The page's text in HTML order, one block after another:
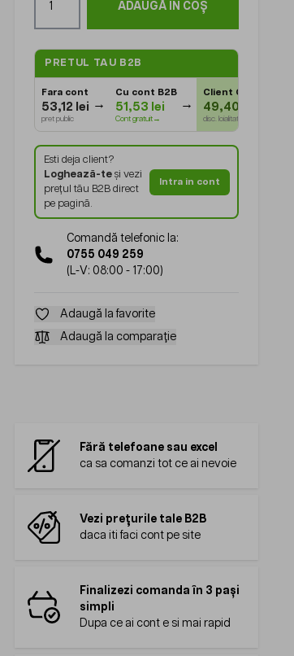
ADAUGĂ ÎN COȘ
PRETUL TAU B2B
Fara cont
53,12 lei
pret public
Cu cont B2B
51,53 lei
Cont gratuit→
Client Gold
49,40 lei
disc. loialitate
Esti deja client?
Loghează-teși vezi
prețul tău B2B direct
pe pagină.
Intra in cont
Comandă telefonic la:
0755 049 259
(L-V: 08:00 - 17:00)
Adaugă la favorite
Adaugă la comparație
Fără telefoane sau excel
ca sa comanzi tot ce ai nevoie
Vezi prețurile tale B2B
daca iti faci cont pe site
Finalizezi comanda în 3 pași
simpli
Dupa ce ai cont e si mai rapid